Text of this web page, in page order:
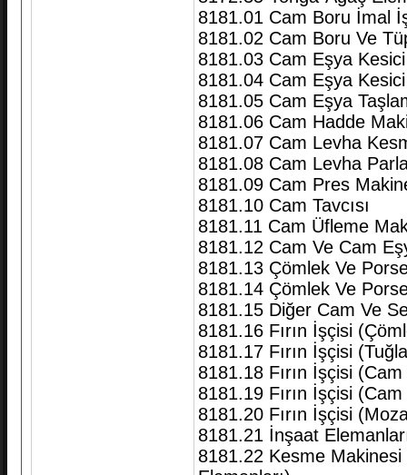
8181.01 Cam Boru İmal
8181.02 Cam Boru Ve
8181.03 Cam Eşya
8181.04 Cam Eşya
8181.05 Cam Eşya
8181.06 Cam Hadde
8181.07 Cam Levha
8181.08 Cam Levha
8181.09 Cam Pres
8181.10 Cam Tavcısı
8181.11 Cam Üfleme
8181.12 Cam Ve Cam
8181.13 Çömlek Ve
8181.14 Çömlek Ve
8181.15 Diğer Cam Ve
8181.16 Fırın İşçisi
8181.17 Fırın İşçisi
8181.18 Fırın İşçisi
8181.19 Fırın İşçisi
8181.20 Fırın İşçisi
8181.21 İnşaat
8181.22 Kesme